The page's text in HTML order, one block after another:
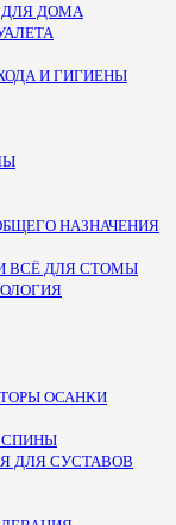
ДЛЯ ДОМА
И ГИГИЕНЫ
НАЗНАЧЕНИЯ
ВСЁ ДЛЯ СТОМЫ
ОСАНКИ
СПИНЫ
ДЛЯ СУСТАВОВ